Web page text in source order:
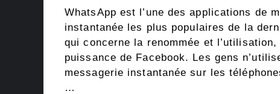
WhatsApp est l’une des applications de
instantanée les plus populaires de la
qui concerne la renommée et
puissance de Facebook. Les gens
messagerie instantanée sur les
…